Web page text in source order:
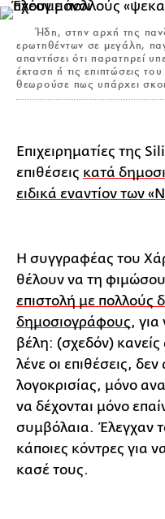
Ήδη, στην αρχή της
ερωτηθέντων σε μεγάλη,
απαντήσει ότι παρατηρεί
έκταση ή τις επιπτώσεις
θεωρούσε πως υπάρχει
Επιχειρηματίες της
επιθέσεις κατά
ειδικά εναντίον των
Η συγγραφέας του
θέλουν να τη
επιστολή με πολλούς
δημοσιογράφους,
βέλη: (σχεδόν)
λένε οι επιθέσεις,
λογοκρισίας, μόνο
να δέχονται μόνο
συμβόλαια. Έλεγχαν
κάποιες κόντρες για
κασέ τους.